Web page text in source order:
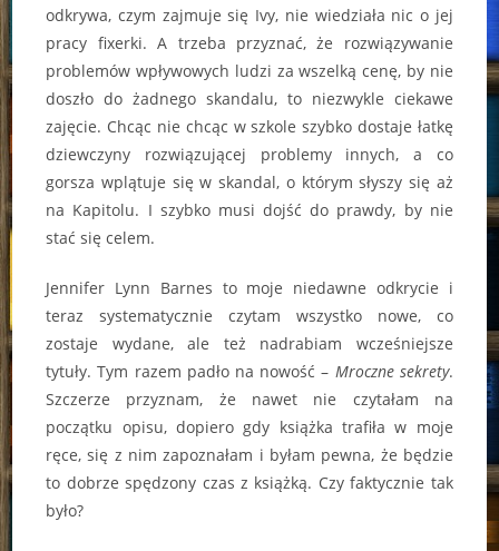
odkrywa, czym zajmuje się Ivy, nie wiedziała nic o jej
pracy fixerki. A trzeba przyznać, że rozwiązywanie
problemów wpływowych ludzi za wszelką cenę, by nie
doszło do żadnego skandalu, to niezwykle ciekawe
zajęcie. Chcąc nie chcąc w szkole szybko dostaje łatkę
dziewczyny rozwiązującej problemy innych, a co
gorsza wplątuje się w skandal, o którym słyszy się aż
na Kapitolu. I szybko musi dojść do prawdy, by nie
stać się celem.
Jennifer Lynn Barnes to moje niedawne odkrycie i
teraz systematycznie czytam wszystko nowe, co
zostaje wydane, ale też nadrabiam wcześniejsze
tytuły. Tym razem padło na nowość – Mroczne sekrety.
Szczerze przyznam, że nawet nie czytałam na
początku opisu, dopiero gdy książka trafiła w moje
ręce, się z nim zapoznałam i byłam pewna, że będzie
to dobrze spędzony czas z książką. Czy faktycznie tak
było?